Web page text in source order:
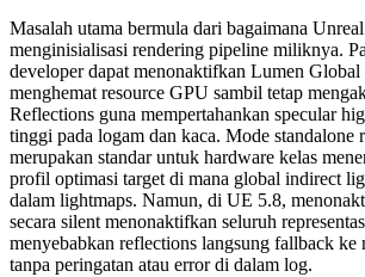
Masalah utama bermula dari bagaimana
menginisialisasi rendering pipeline miliknya.
developer dapat menonaktifkan Lumen
menghemat resource GPU sambil tetap
Reflections guna mempertahankan specular
tinggi pada logam dan kaca. Mode standalone
merupakan standar untuk hardware kelas
profil optimasi target di mana global indirect
dalam lightmaps. Namun, di UE 5.8,
secara silent menonaktifkan seluruh
menyebabkan reflections langsung fallback ke
tanpa peringatan atau error di dalam log.